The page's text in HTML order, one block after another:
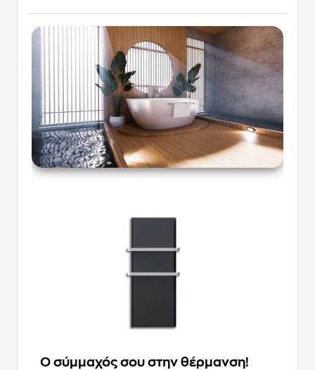
Ο σύμμαχός σου στην θέρμανση!